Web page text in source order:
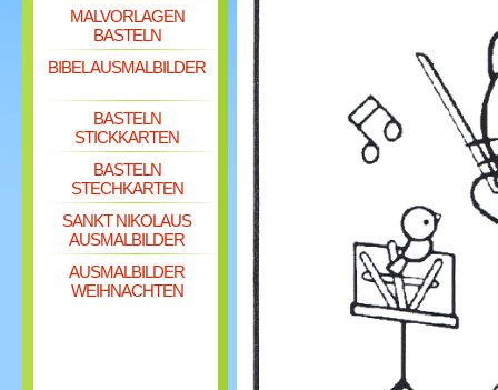
MALVORLAGEN
BASTELN
BIBEL AUSMALBILDER
BASTELN
STICKKARTEN
BASTELN
STECHKARTEN
SANKT NIKOLAUS
AUSMALBILDER
AUSMALBILDER
WEIHNACHTEN